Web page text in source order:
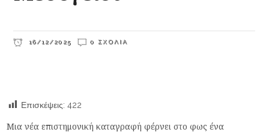
16/12/2025 0 ΣΧΌΛΙΑ
Επισκέψεις: 422
Μια νέα επιστημονική καταγραφή φέρνει στο φως ένα